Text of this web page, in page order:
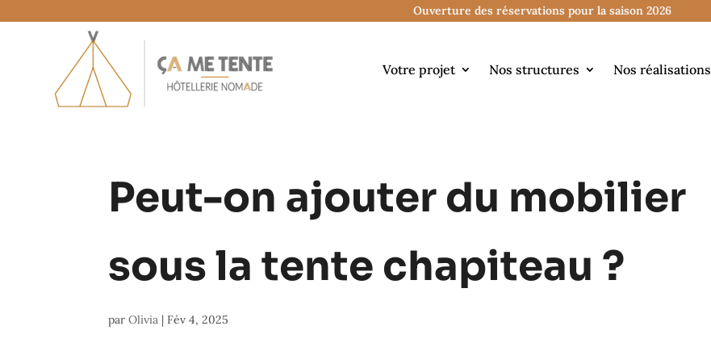
Ouverture des réservations pour la saison 2026
Votre projet Nos structures Nos réalisations
Peut-on ajouter du mobilier
sous la tente chapiteau ?
parOlivia |Fév 4, 2025